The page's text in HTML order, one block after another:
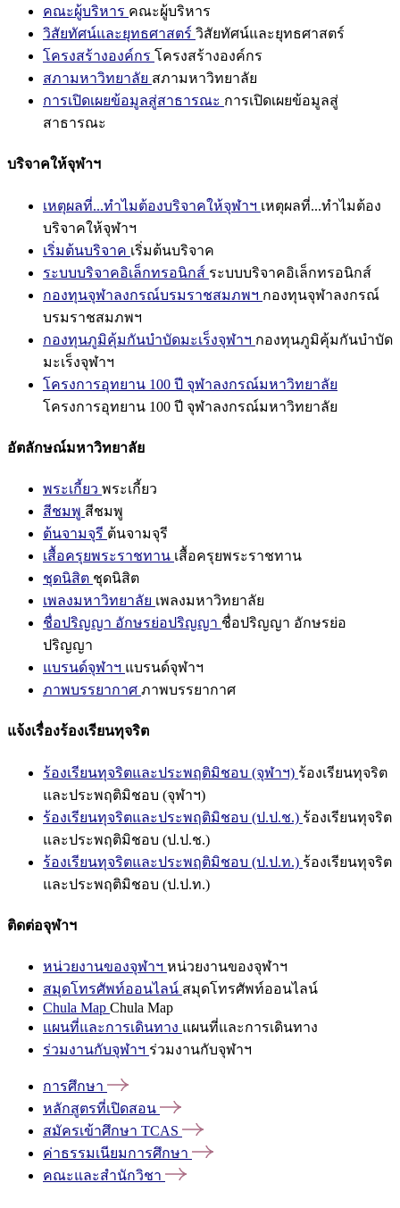
คณะผู้บริหาร คณะผู้บริหาร
วิสัยทัศน์และยุทธศาสตร์ วิสัยทัศน์และยุทธศาสตร์
โครงสร้างองค์กร โครงสร้างองค์กร
สภามหาวิทยาลัย สภามหาวิทยาลัย
การเปิดเผยข้อมูลสู่สาธารณะ การเปิดเผยข้อมูลสู่
สาธารณะ
บริจาคให้จุฬาฯ
เหตุผลที่...ทำไมต้องบริจาคให้จุฬาฯ เหตุผลที่...ทำไมต้อง
บริจาคให้จุฬาฯ
เริ่มต้นบริจาค เริ่มต้นบริจาค
ระบบบริจาคอิเล็กทรอนิกส์ ระบบบริจาคอิเล็กทรอนิกส์
กองทุนจุฬาลงกรณ์บรมราชสมภพฯ กองทุนจุฬาลงกรณ์
บรมราชสมภพฯ
กองทุนภูมิคุ้มกันบำบัดมะเร็งจุฬาฯ กองทุนภูมิคุ้มกันบำบัด
มะเร็งจุฬาฯ
โครงการอุทยาน 100 ปี จุฬาลงกรณ์มหาวิทยาลัย
โครงการอุทยาน 100 ปี จุฬาลงกรณ์มหาวิทยาลัย
อัตลักษณ์มหาวิทยาลัย
พระเกี้ยว พระเกี้ยว
สีชมพู สีชมพู
ต้นจามจุรี ต้นจามจุรี
เสื้อครุยพระราชทาน เสื้อครุยพระราชทาน
ชุดนิสิต ชุดนิสิต
เพลงมหาวิทยาลัย เพลงมหาวิทยาลัย
ชื่อปริญญา อักษรย่อปริญญา ชื่อปริญญา อักษรย่อ
ปริญญา
แบรนด์จุฬาฯ แบรนด์จุฬาฯ
ภาพบรรยากาศ ภาพบรรยากาศ
แจ้งเรื่องร้องเรียนทุจริต
ร้องเรียนทุจริตและประพฤติมิชอบ (จุฬาฯ) ร้องเรียนทุจริต
และประพฤติมิชอบ (จุฬาฯ)
ร้องเรียนทุจริตและประพฤติมิชอบ (ป.ป.ช.) ร้องเรียนทุจริต
และประพฤติมิชอบ (ป.ป.ช.)
ร้องเรียนทุจริตและประพฤติมิชอบ (ป.ป.ท.) ร้องเรียนทุจริต
และประพฤติมิชอบ (ป.ป.ท.)
ติดต่อจุฬาฯ
หน่วยงานของจุฬาฯ หน่วยงานของจุฬาฯ
สมุดโทรศัพท์ออนไลน์ สมุดโทรศัพท์ออนไลน์
Chula Map Chula Map
แผนที่และการเดินทาง แผนที่และการเดินทาง
ร่วมงานกับจุฬาฯ ร่วมงานกับจุฬาฯ
การศึกษา
หลักสูตรที่เปิดสอน
สมัครเข้าศึกษา TCAS
ค่าธรรมเนียมการศึกษา
คณะและสำนักวิชา